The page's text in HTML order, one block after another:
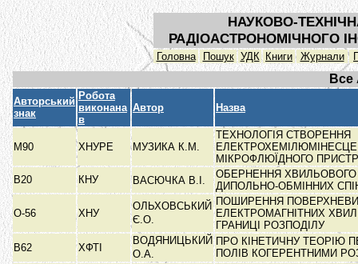
НАУКОВО-
РАДІОАСТРОНОМІЧНОГО
Головна Пошук УДК Книги Журнали
Все
Авторський
знак
Робота
виконана
в
Автор Назва
М90 ХНУРЕ МУЗИКА К.М.
ТЕХНОЛОГІЯ СТВОРЕННЯ
МІКРОФЛЮЇДНОГО
В20
КНУ ВАСЮЧКА В.І.
ОБЕРНЕННЯ
ДИПОЛЬНО-ОБМІННИХ
О-56 ХНУ
ОЛЬХОВСЬКИЙ
Є.О.
ПОШИРЕННЯ
ЕЛЕКТРОМАГНІТНИХ
ГРАНИЦІ РОЗПОДІЛУ
В62
ХФТІ
ВОДЯНИЦЬКИЙ
О.А.
ПРО КІНЕТИЧНУ ТЕОРІЮ
ПОЛІВ КОГЕРЕНТНИМИ